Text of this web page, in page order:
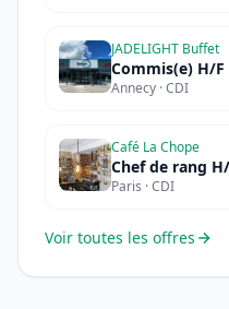
JADELIGHT Buffet
Commis(e) H/F
Annecy · CDI
Café La Chope
Chef de rang
Paris · CDI
Voir toutes les offres